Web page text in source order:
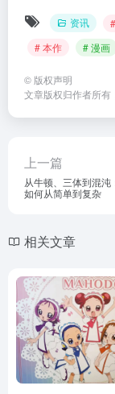
资讯
# 本作
# 漫画
© 版权声明
文章版权归作者所有
上一篇
从牛顿、三体到混沌
如何从简单到复杂
相关文章